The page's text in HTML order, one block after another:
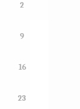
2
9
16
23